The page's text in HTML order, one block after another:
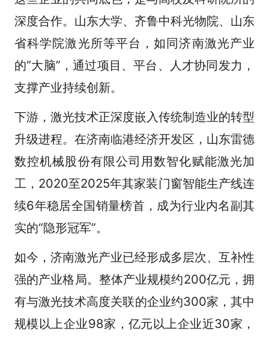
深度合作。山东大学、齐鲁中科光物院、山东
省科学院激光所等平台，如同济南激光产业
的“大脑”，通过项目、平台、人才协同发力，
支撑产业持续创新。
下游，激光技术正深度嵌入传统制造业的转型
升级进程。在济南临港经济开发区，山东雷德
数控机械股份有限公司用数智化赋能激光加
工，2020至2025年其家装门窗智能生产线连
续6年稳居全国销量榜首，成为行业内名副其
实的“隐形冠军”。
如今，济南激光产业已经形成多层次、互补性
强的产业格局。整体产业规模约200亿元，拥
有与激光技术高度关联的企业约300家，其中
规模以上企业98家，亿元以上企业近30家，